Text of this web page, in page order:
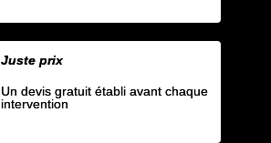
Juste prix
Un devis gratuit établi avant chaque
intervention